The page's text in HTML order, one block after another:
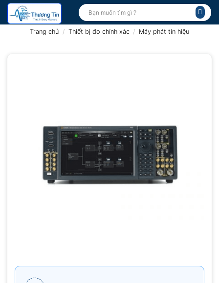
Bỏ
qua
Tìm
kiếm:
Trang chủ / Thiết bị đo chính xác / Máy phát tín hiệu